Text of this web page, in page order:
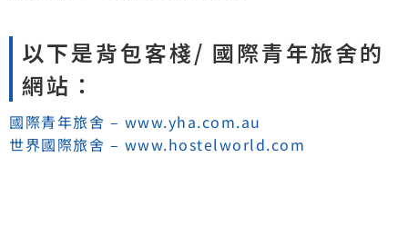
以下是背包客棧/ 國際青年旅舍的
網站：
國際青年旅舍 – www.yha.com.au
世界國際旅舍 – www.hostelworld.com